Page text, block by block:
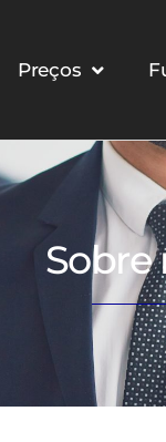
Preços
Sobre